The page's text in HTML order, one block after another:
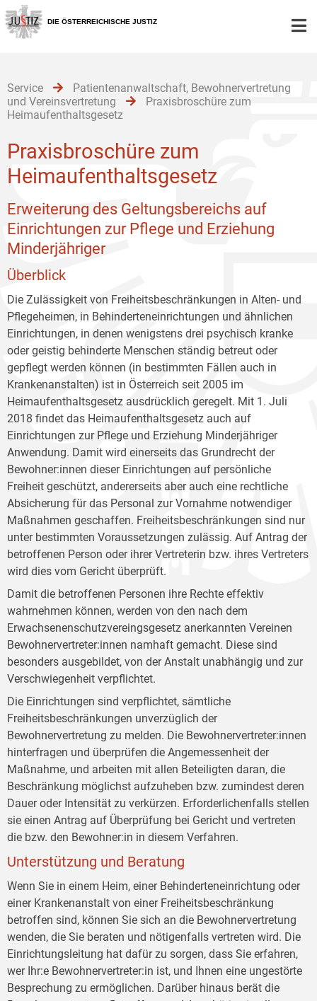
Zur
Hauptnavigation
[1]
Zum
Inhalt
[2]
Zum
Untermenü
[3]
DIE ÖSTERREICHISCHE JUSTIZ
Service
Patientenanwaltschaft, Bewohnervertretung
und Vereinsvertretung
Praxisbroschüre zum
Heimaufenthaltsgesetz
Praxisbroschüre zum
Heimaufenthaltsgesetz
Erweiterung des Geltungsbereichs auf
Einrichtungen zur Pflege und Erziehung
Minderjähriger
Überblick
Die Zulässigkeit von Freiheitsbeschränkungen in Alten- und
Pflegeheimen, in Behinderteneinrichtungen und ähnlichen
Einrichtungen, in denen wenigstens drei psychisch kranke
oder geistig behinderte Menschen ständig betreut oder
gepflegt werden können (in bestimmten Fällen auch in
Krankenanstalten) ist in Österreich seit 2005 im
Heimaufenthaltsgesetz ausdrücklich geregelt. Mit 1. Juli
2018 findet das Heimaufenthaltsgesetz auch auf
Einrichtungen zur Pflege und Erziehung Minderjähriger
Anwendung. Damit wird einerseits das Grundrecht der
Bewohner:innen dieser Einrichtungen auf persönliche
Freiheit geschützt, andererseits aber auch eine rechtliche
Absicherung für das Personal zur Vornahme notwendiger
Maßnahmen geschaffen. Freiheitsbeschränkungen sind nur
unter bestimmten Voraussetzungen zulässig. Auf Antrag der
betroffenen Person oder ihrer Vertreterin bzw. ihres Vertreters
wird dies vom Gericht überprüft.
Damit die betroffenen Personen ihre Rechte effektiv
wahrnehmen können, werden von den nach dem
Erwachsenenschutzvereingsgesetz anerkannten Vereinen
Bewohnervertreter:innen namhaft gemacht. Diese sind
besonders ausgebildet, von der Anstalt unabhängig und zur
Verschwiegenheit verpflichtet.
Die Einrichtungen sind verpflichtet, sämtliche
Freiheitsbeschränkungen unverzüglich der
Bewohnervertretung zu melden. Die Bewohnervertreter:innen
hinterfragen und überprüfen die Angemessenheit der
Maßnahme, und arbeiten mit allen Beteiligten daran, die
Beschränkung möglichst aufzuheben bzw. zumindest deren
Dauer oder Intensität zu verkürzen. Erforderlichenfalls stellen
sie einen Antrag auf Überprüfung bei Gericht und vertreten
die bzw. den Bewohner:in in diesem Verfahren.
Unterstützung und Beratung
Wenn Sie in einem Heim, einer Behinderteneinrichtung oder
einer Krankenanstalt von einer Freiheitsbeschränkung
betroffen sind, können Sie sich an die Bewohnervertretung
wenden, die Sie beraten und nötigenfalls vertreten wird. Die
Einrichtungsleitung hat dafür zu sorgen, dass Sie erfahren,
wer Ihr:e Bewohnervertreter:in ist, und Ihnen eine ungestörte
Besprechung zu ermöglichen. Darüber hinaus berät die